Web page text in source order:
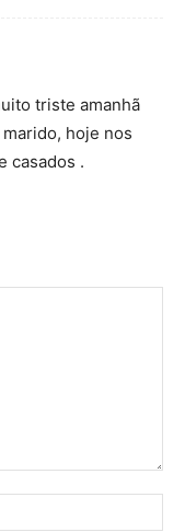
triste amanhã
hoje nos
casados .